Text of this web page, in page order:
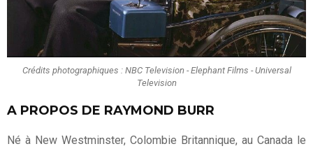
Crédits photographiques : NBC Television - Elephant Films - Universal
Television
A PROPOS DE RAYMOND BURR
Né à New Westminster, Colombie Britannique, au Canada le